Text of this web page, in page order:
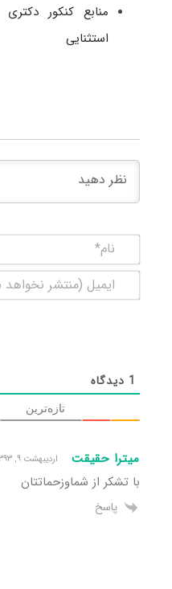
منابع کنکور
استثنایی
1 دیدگاه
تازه‌ترین
میترا حقیقت اردیبهشت ۹, ۱۳۹۳ ۱۱:۵۶ ق٫ظ
با تشکر از شماوزحماتتان
پاسخ